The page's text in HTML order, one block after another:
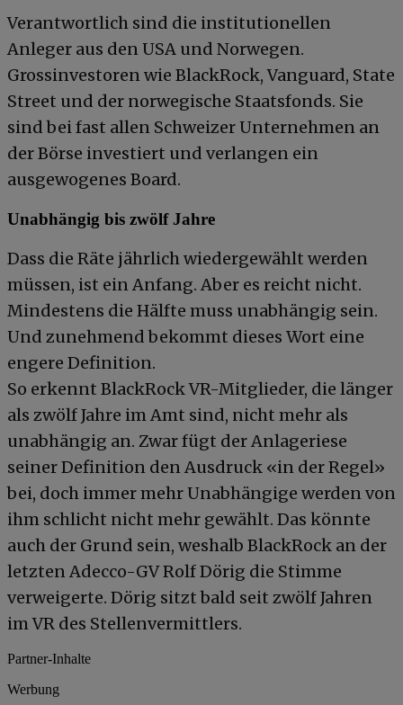
Verantwortlich sind die institutionellen
Anleger aus den USA und Norwegen.
Grossinvestoren wie BlackRock, Vanguard, State
Street und der norwegische Staatsfonds. Sie
sind bei fast allen Schweizer Unternehmen an
der Börse investiert und verlangen ein
ausgewogenes Board.
Unabhängig bis zwölf Jahre
Dass die Räte jährlich wiedergewählt werden
müssen, ist ein Anfang. Aber es reicht nicht.
Mindestens die Hälfte muss unabhängig sein.
Und zunehmend bekommt dieses Wort eine
engere Definition.
So erkennt BlackRock VR-Mitglieder, die länger
als zwölf Jahre im Amt sind, nicht mehr als
unabhängig an. Zwar fügt der Anlageriese
seiner Definition den Ausdruck «in der Regel»
bei, doch immer mehr Unabhängige werden von
ihm schlicht nicht mehr gewählt. Das könnte
auch der Grund sein, weshalb BlackRock an der
letzten Adecco-GV Rolf Dörig die Stimme
verweigerte. Dörig sitzt bald seit zwölf Jahren
im VR des Stellenvermittlers.
Partner-Inhalte
Werbung